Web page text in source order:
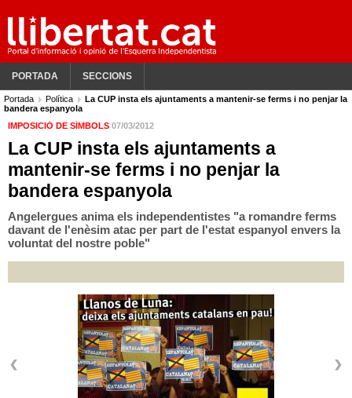
PORTADA SECCIONS
Portada Política
La CUP insta els ajuntaments a mantenir-se ferms i no penjar la
bandera espanyola
IMPOSICIÓ DE SÍMBOLS 07/03/2012
La CUP insta els ajuntaments a
mantenir-se ferms i no penjar la
bandera espanyola
Angelergues anima els independentistes "a romandre ferms
davant de l'enèsim atac per part de l'estat espanyol envers la
voluntat del nostre poble"